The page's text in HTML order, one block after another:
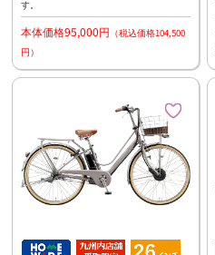
す。
本体価格95,000円 （税込価格104,500
円）